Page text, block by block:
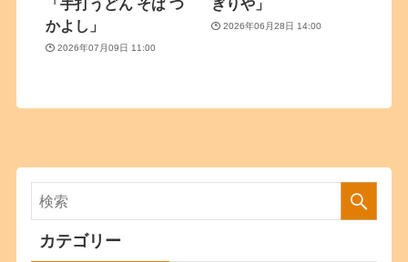
「手打うどん そば つ
かよし」
2026年07月09日 11:00
ぎりや」
2026年06月28日 14:00
カテゴリー